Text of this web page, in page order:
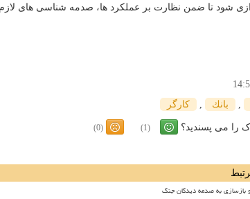
شود تا ضمن نظارت بر عملكرد ها، صدمه شناسی های
, بانك , كارگر
را می پسندید؟ (1)
(0)
بازسازی به صدمه دیدگان جنگ